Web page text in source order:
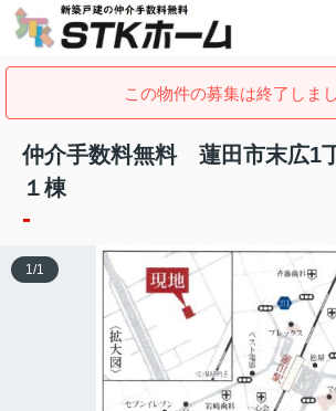
この物件の募集は終了しまし
仲介手数料無料 蓮田市末広1
１棟
-
1/1